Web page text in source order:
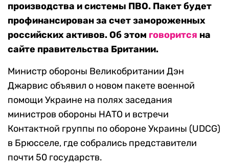
производства и системы ПВО. Пакет будет
профинансирован за счет замороженных
российских активов. Об этом говорится на
сайте правительства Британии.
Министр обороны Великобритании Дэн
Джарвис объявил о новом пакете военной
помощи Украине на полях заседания
министров обороны НАТО и встречи
Контактной группы по обороне Украины (UDCG)
в Брюсселе, где собрались представители
почти 50 государств.